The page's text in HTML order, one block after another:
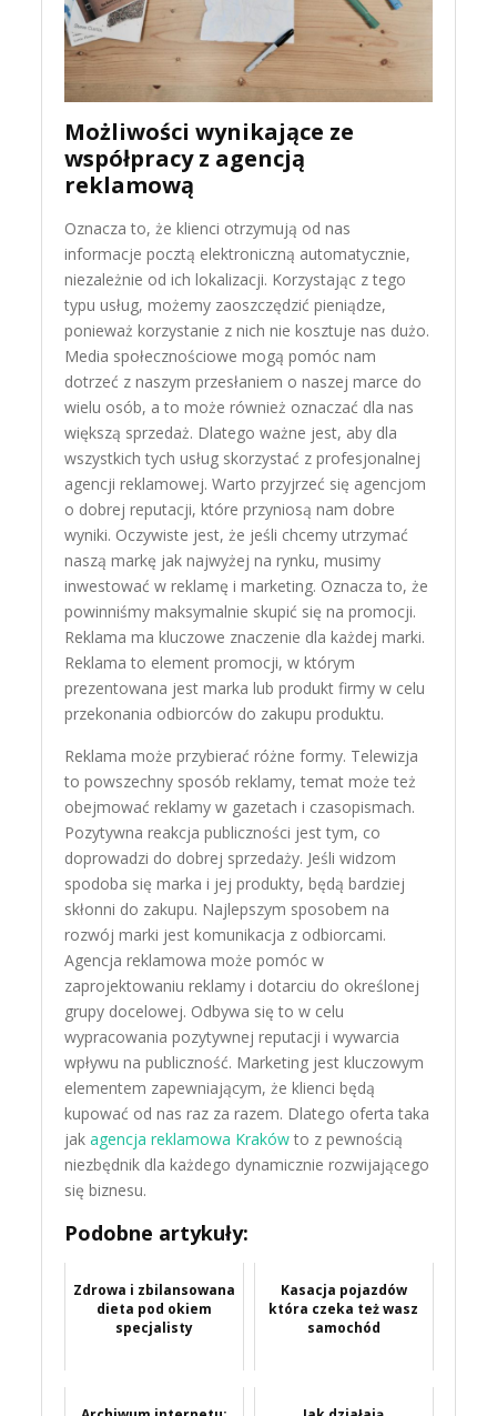
Możliwości wynikające ze
współpracy z agencją
reklamową
Oznacza to, że klienci otrzymują od nas
informacje pocztą elektroniczną automatycznie,
niezależnie od ich lokalizacji. Korzystając z tego
typu usług, możemy zaoszczędzić pieniądze,
ponieważ korzystanie z nich nie kosztuje nas dużo.
Media społecznościowe mogą pomóc nam
dotrzeć z naszym przesłaniem o naszej marce do
wielu osób, a to może również oznaczać dla nas
większą sprzedaż. Dlatego ważne jest, aby dla
wszystkich tych usług skorzystać z profesjonalnej
agencji reklamowej. Warto przyjrzeć się agencjom
o dobrej reputacji, które przyniosą nam dobre
wyniki. Oczywiste jest, że jeśli chcemy utrzymać
naszą markę jak najwyżej na rynku, musimy
inwestować w reklamę i marketing. Oznacza to, że
powinniśmy maksymalnie skupić się na promocji.
Reklama ma kluczowe znaczenie dla każdej marki.
Reklama to element promocji, w którym
prezentowana jest marka lub produkt firmy w celu
przekonania odbiorców do zakupu produktu.
Reklama może przybierać różne formy. Telewizja
to powszechny sposób reklamy, temat może też
obejmować reklamy w gazetach i czasopismach.
Pozytywna reakcja publiczności jest tym, co
doprowadzi do dobrej sprzedaży. Jeśli widzom
spodoba się marka i jej produkty, będą bardziej
skłonni do zakupu. Najlepszym sposobem na
rozwój marki jest komunikacja z odbiorcami.
Agencja reklamowa może pomóc w
zaprojektowaniu reklamy i dotarciu do określonej
grupy docelowej. Odbywa się to w celu
wypracowania pozytywnej reputacji i wywarcia
wpływu na publiczność. Marketing jest kluczowym
elementem zapewniającym, że klienci będą
kupować od nas raz za razem. Dlatego oferta taka
jakagencja reklamowa Kraków to z pewnością
niezbędnik dla każdego dynamicznie rozwijającego
się biznesu.
Podobne artykuły:
Zdrowa i zbilansowana
dieta pod okiem
specjalisty
Kasacja pojazdów
która czeka też wasz
samochód